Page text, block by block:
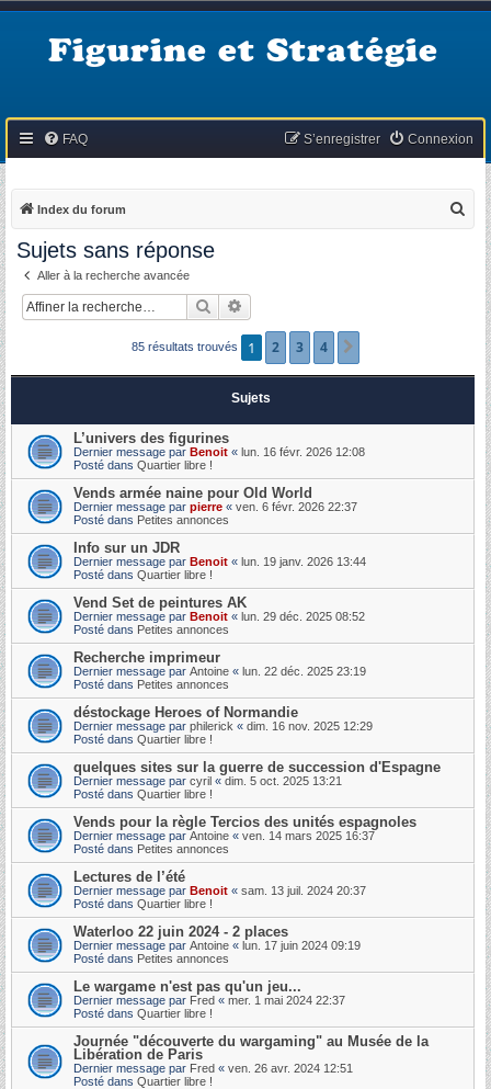
Figurine et Stratégie
FAQ Connexion
S’enregistrer
Index du forum
Sujets sans réponse
Aller à la recherche avancée
Rechercher
85 résultats trouvés 1 2 3 4
Sujets
L’univers des figurines
Dernier message par Benoit « lun. 16 févr. 2026 12:08
Posté dans Quartier libre !
Vends armée naine pour Old World
Dernier message par pierre « ven. 6 févr. 2026 22:37
Posté dans Petites annonces
Info sur un JDR
Dernier message par Benoit « lun. 19 janv. 2026 13:44
Posté dans Quartier libre !
Vend Set de peintures AK
Dernier message par Benoit « lun. 29 déc. 2025 08:52
Posté dans Petites annonces
Recherche imprimeur
Dernier message par Antoine « lun. 22 déc. 2025 23:19
Posté dans Petites annonces
déstockage Heroes of Normandie
Dernier message par philerick « dim. 16 nov. 2025 12:29
Posté dans Quartier libre !
quelques sites sur la guerre de succession d'Espagne
Dernier message par cyril « dim. 5 oct. 2025 13:21
Posté dans Quartier libre !
Vends pour la règle Tercios des unités espagnoles
Dernier message par Antoine « ven. 14 mars 2025 16:37
Posté dans Petites annonces
Lectures de l’été
Dernier message par Benoit « sam. 13 juil. 2024 20:37
Posté dans Quartier libre !
Waterloo 22 juin 2024 - 2 places
Dernier message par Antoine « lun. 17 juin 2024 09:19
Posté dans Petites annonces
Le wargame n'est pas qu'un jeu...
Dernier message par Fred « mer. 1 mai 2024 22:37
Posté dans Quartier libre !
Journée "découverte du wargaming" au Musée de la
Libération de Paris
Dernier message par Fred « ven. 26 avr. 2024 12:51
Posté dans Quartier libre !